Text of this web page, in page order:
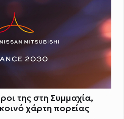
της στη Συμμαχία,
χάρτη πορείας